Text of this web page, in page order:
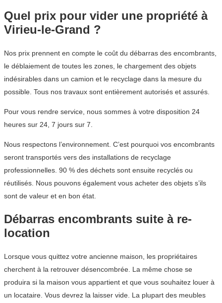
Quel prix pour vider une propriété à
Virieu-le-Grand ?
Nos prix prennent en compte le coût du débarras des encombrants,
le déblaiement de toutes les zones, le chargement des objets
indésirables dans un camion et le recyclage dans la mesure du
possible. Tous nos travaux sont entièrement autorisés et assurés.
Pour vous rendre service, nous sommes à votre disposition 24
heures sur 24, 7 jours sur 7.
Nous respectons l’environnement. C’est pourquoi vos encombrants
seront transportés vers des installations de recyclage
professionnelles. 90 % des déchets sont ensuite recyclés ou
réutilisés. Nous pouvons également vous acheter des objets s’ils
sont de valeur et en bon état.
Débarras encombrants suite à re-
location
Lorsque vous quittez votre ancienne maison, les propriétaires
cherchent à la retrouver désencombrée. La même chose se
produira si la maison vous appartient et que vous souhaitez louer à
un locataire. Vous devrez la laisser vide. La plupart des meubles